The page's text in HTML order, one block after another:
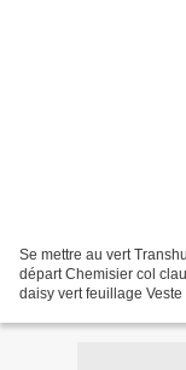
Se mettre au vert
départ Chemisier col
daisy vert feuillage